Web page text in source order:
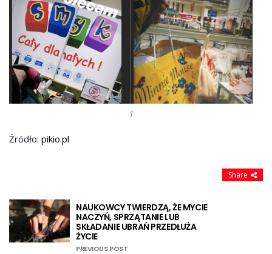
1
Źródło: pikio.pl
Share
NAUKOWCY TWIERDZĄ, ŻE MYCIE
NACZYŃ, SPRZĄTANIE LUB
SKŁADANIE UBRAŃ PRZEDŁUŻA
ŻYCIE
PREVIOUS POST